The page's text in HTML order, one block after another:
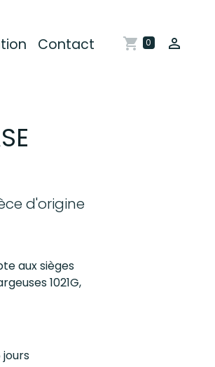
Contact 0
d'origine
aux sièges
1021G,
jours